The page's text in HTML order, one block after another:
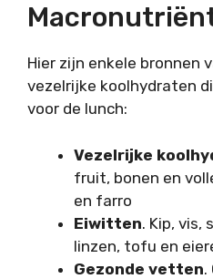
Hier zijn enkele bronnen
vezelrijke koolhydraten
voor de lunch:
Vezelrijke
fruit, bonen en
en farro
Eiwitten. Kip, vis,
linzen, tofu en
Gezonde vetten.